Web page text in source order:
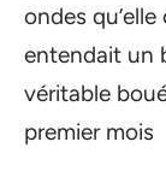
ondes
entendait un
véritable
premier mois